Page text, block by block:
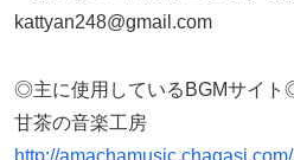
kattyan248@gmail.com
◎主に使用しているBGMサイ
甘茶の音楽工房
http://amachamusic.chagasi.com/